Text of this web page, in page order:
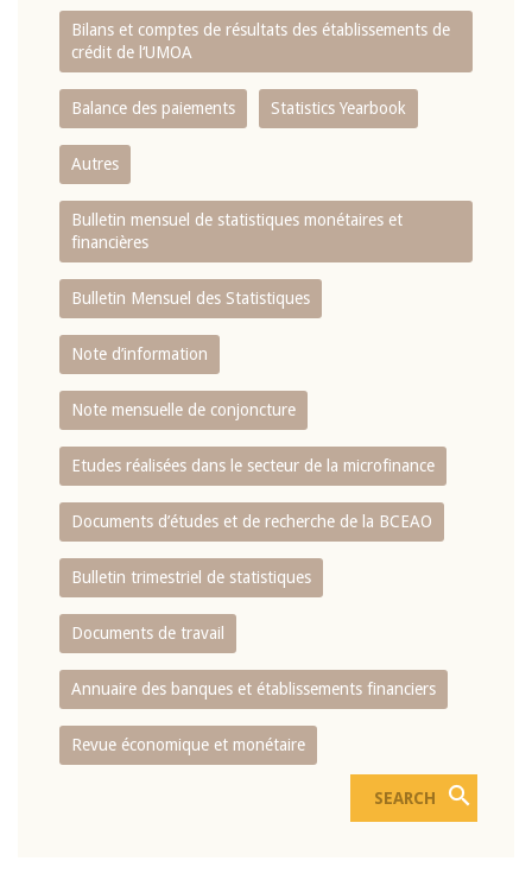
Bilans et comptes de résultats des établissements de
crédit de l‘UMOA
Balance des paiements Statistics Yearbook
Autres
Bulletin mensuel de statistiques monétaires et
financières
Bulletin Mensuel des Statistiques
Note d’information
Note mensuelle de conjoncture
Etudes réalisées dans le secteur de la microfinance
Documents d’études et de recherche de la BCEAO
Bulletin trimestriel de statistiques
Documents de travail
Annuaire des banques et établissements financiers
Revue économique et monétaire